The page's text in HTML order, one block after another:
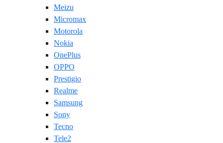
Meizu
Micromax
Motorola
Nokia
OnePlus
OPPO
Prestigio
Realme
Samsung
Sony
Tecno
Tele2